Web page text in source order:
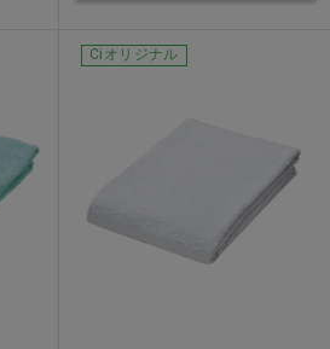
Ciオリジナル